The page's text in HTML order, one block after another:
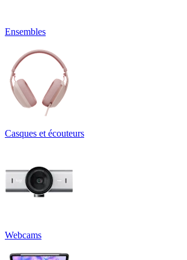
Ensembles
Casques et écouteurs
Webcams